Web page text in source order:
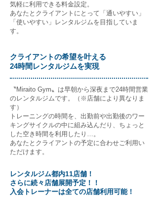
気軽に利用できる料金設定。
あなたとクライアントにとって「通いやすい」
「使いやすい」レンタルジムを目指していま
す。
クライアントの希望を叶える
24時間レンタルジムを実現
〝Miraito Gym〟は早朝から深夜まで24時間営業
のレンタルジムです。（※店舗により異なりま
す）
トレーニングの時間を、出勤前や出勤後のワー
キングサイクルの中に組み込んだり、ちょっと
した空き時間を利用したり…。
あなたとクライアントの予定に合わせご利用い
ただけます。
レンタルジム都内11店舗！
さらに続々店舗展開予定！！
入会トレーナーは全ての店舗利用可能！